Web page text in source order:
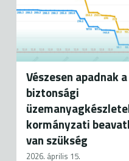
Vészesen apadnak a
biztonsági
kormányzati
van szükség
2026. április 15.